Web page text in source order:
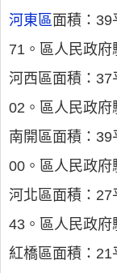
河東區面積：39
71。區人民政府
河西區面積：37
02。區人民政府
南開區面積：
00。區人民政府
河北區面積：
43。區人民政府
紅橋區面積：